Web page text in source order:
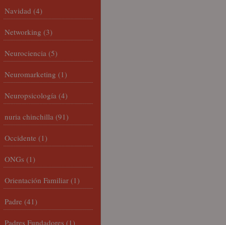
Navidad (4)
Networking (3)
Neurociencia (5)
Neuromarketing (1)
Neuropsicología (4)
nuria chinchilla (91)
Occidente (1)
ONGs (1)
Orientación Familiar (1)
Padre (41)
Padres Fundadores (1)